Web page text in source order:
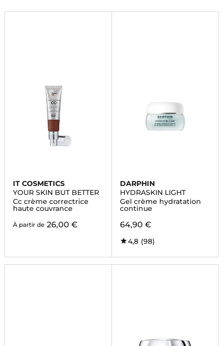
IT COSMETICS
YOUR SKIN BUT BETTER
Cc crème correctrice
haute couvrance
À partir de 26,00 €
DARPHIN
HYDRASKIN LIGHT
Gel crème hydratation
continue
64,90 €
4,8 (98)